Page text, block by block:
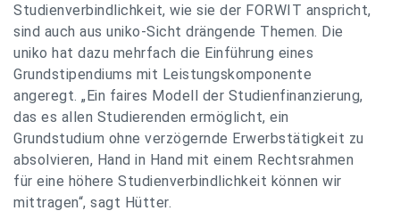
Studienverbindlichkeit, wie sie der FORWIT anspricht,
sind auch aus uniko-Sicht drängende Themen. Die
uniko hat dazu mehrfach die Einführung eines
Grundstipendiums mit Leistungskomponente
angeregt. „Ein faires Modell der Studienfinanzierung,
das es allen Studierenden ermöglicht, ein
Grundstudium ohne verzögernde Erwerbstätigkeit zu
absolvieren, Hand in Hand mit einem Rechtsrahmen
für eine höhere Studienverbindlichkeit können wir
mittragen“, sagt Hütter.